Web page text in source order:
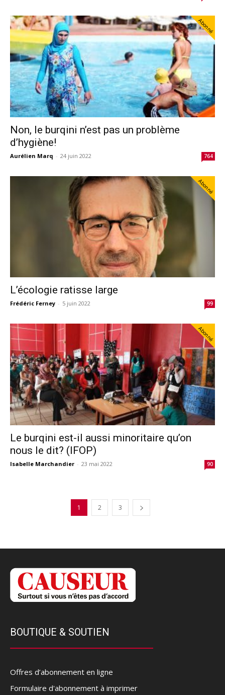
Abonné
Non, le burqini n’est pas un problème
d’hygiène!
Aurélien Marq - 24 juin 2022 764
Abonné
L’écologie ratisse large
Frédéric Ferney - 5 juin 2022 99
Abonné
Le burqini est-il aussi minoritaire qu’on
nous le dit? (IFOP)
Isabelle Marchandier - 23 mai 2022 90
1 2 3
BOUTIQUE & SOUTIEN
Offres d’abonnement en ligne
Formulaire d'abonnement à imprimer